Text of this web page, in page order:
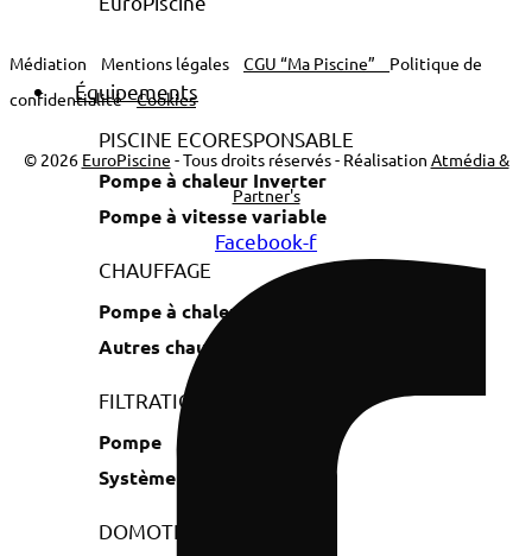
Équipements
PISCINE ECORESPONSABLE
Pompe à chaleur Inverter
Pompe à vitesse variable
CHAUFFAGE
Pompe à chaleur
Autres chauffages
FILTRATION
Pompe
Système de filtration
DOMOTIQUE
Médiation Mentions légales CGU “Ma Piscine” Politique de
confidentialité
Cookies
© 2026 EuroPiscine - Tous droits réservés - Réalisation Atmédia &
Partner's
Facebook-f